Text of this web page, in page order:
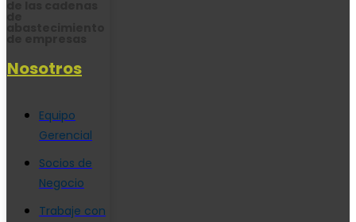
Nosotros
Equipo
Gerencial
Socios de
Negocio
Trabaje con